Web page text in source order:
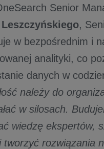
Senior
,
w bezpośrednim i
analityki, co
danych w
należy do
w silosach.
wiedzę ekspertów,
tworzyć rozwiązania